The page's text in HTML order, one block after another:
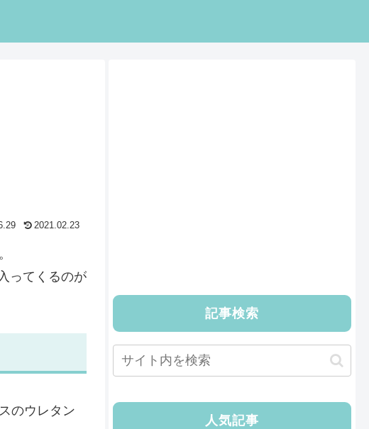
2021.02.23
ってくるのが
のウレタン
記事検索
人気記事